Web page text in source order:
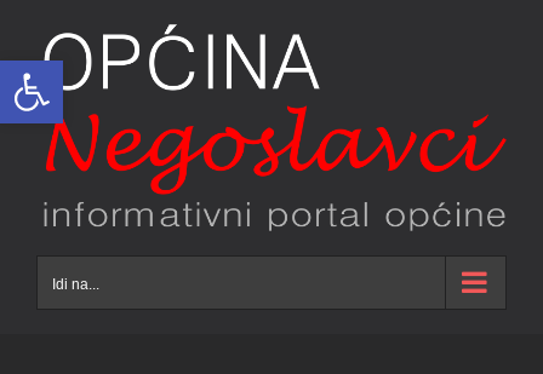
Open toolbar
content
Idi na...